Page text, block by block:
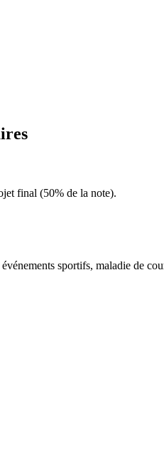
final (50% de la note).
sportifs, maladie de